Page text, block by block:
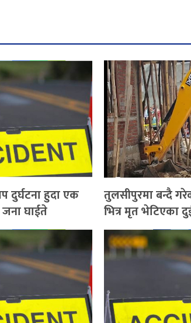
दुर्घटना हुदा एक
घाईते
तुलसीपुरमा बन्दै
भित्र मृत भेटिएका